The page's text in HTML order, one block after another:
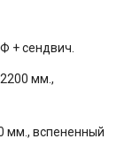
+ сендвич.
мм.,
мм., вспененный